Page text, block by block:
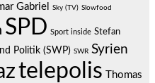
Gabriel Sky (TV) Slowfood
SPD Sport inside Stefan
Politik (SWP) SWR Syrien
telepolis Thomas